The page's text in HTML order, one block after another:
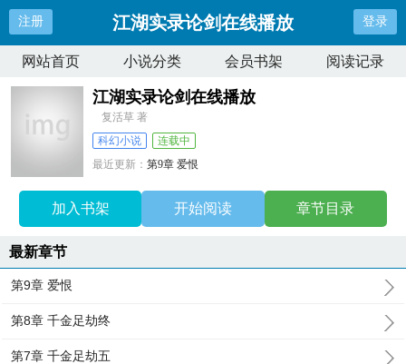
注册 江湖实录论剑在线播放 登录
网站首页 小说分类 会员书架 阅读记录
江湖实录论剑在线播放
复活草 著
科幻小说
连载中
最近更新：第9章 爱恨
加入书架 开始阅读 章节目录
最新章节
第9章 爱恨
第8章 千金足劫终
第7章 千金足劫五